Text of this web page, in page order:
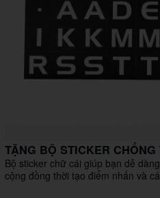
TẶNG BỘ STICKER CHỐNG
Bộ sticker chữ cái giúp bạn dễ
cộng đồng thời tạo điểm nhấn và